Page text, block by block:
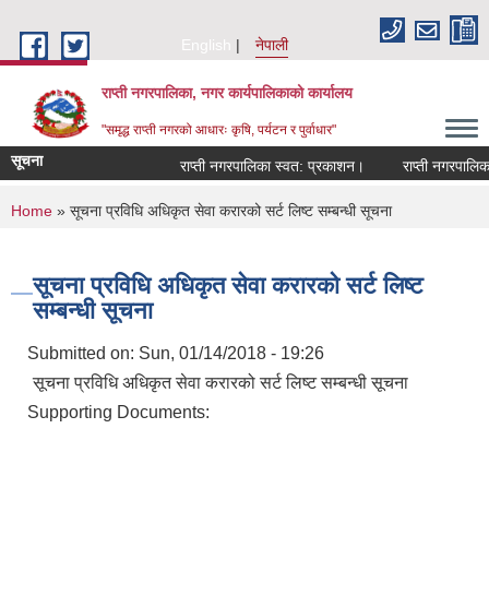
English
नेपाली
राप्ती नगरपालिका, नगर कार्यपालिकाको कार्यालय
"समृद्ध राप्ती नगरको आधारः कृषि, पर्यटन र पुर्वाधार"
सूचना राप्ती नगरपालिका स्वत: प्रकाशन। राप्ती
You are here
Home » सूचना प्रविधि अधिकृत सेवा करारको सर्ट लिष्ट सम्बन्धी सूचना
सूचना प्रविधि अधिकृत सेवा करारको सर्ट लिष्ट
सम्बन्धी सूचना
Submitted on: Sun, 01/14/2018 - 19:26
सूचना प्रविधि अधिकृत सेवा करारको सर्ट लिष्ट सम्बन्धी सूचना
Supporting Documents: